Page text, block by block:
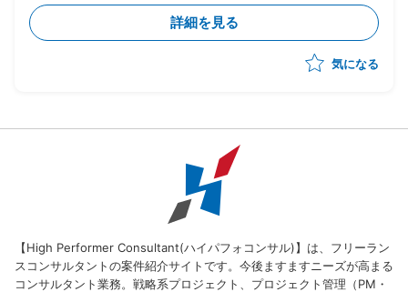
詳細を見る
気になる
【High Performer Consultant(ハイパフォコンサル)】は、フリーラン
スコンサルタントの案件紹介サイトです。今後ますますニーズが高まる
コンサルタント業務。戦略系プロジェクト、プロジェクト管理（PM・